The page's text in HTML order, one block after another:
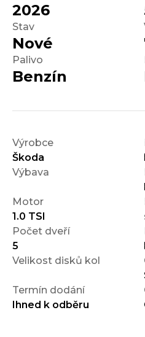
2026
Stav
Nové
Palivo
Benzín
Výrobce
Škoda
Výbava
Motor
1.0 TSI
Počet dveří
5
Velikost disků kol
Termín dodání
Ihned k odběru